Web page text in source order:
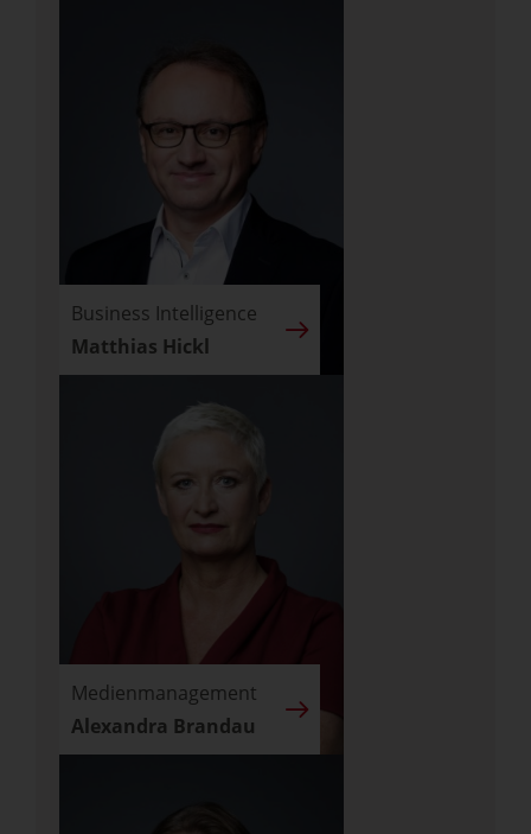
Business Intelligence
Matthias Hickl
Medienmanagement
Alexandra Brandau